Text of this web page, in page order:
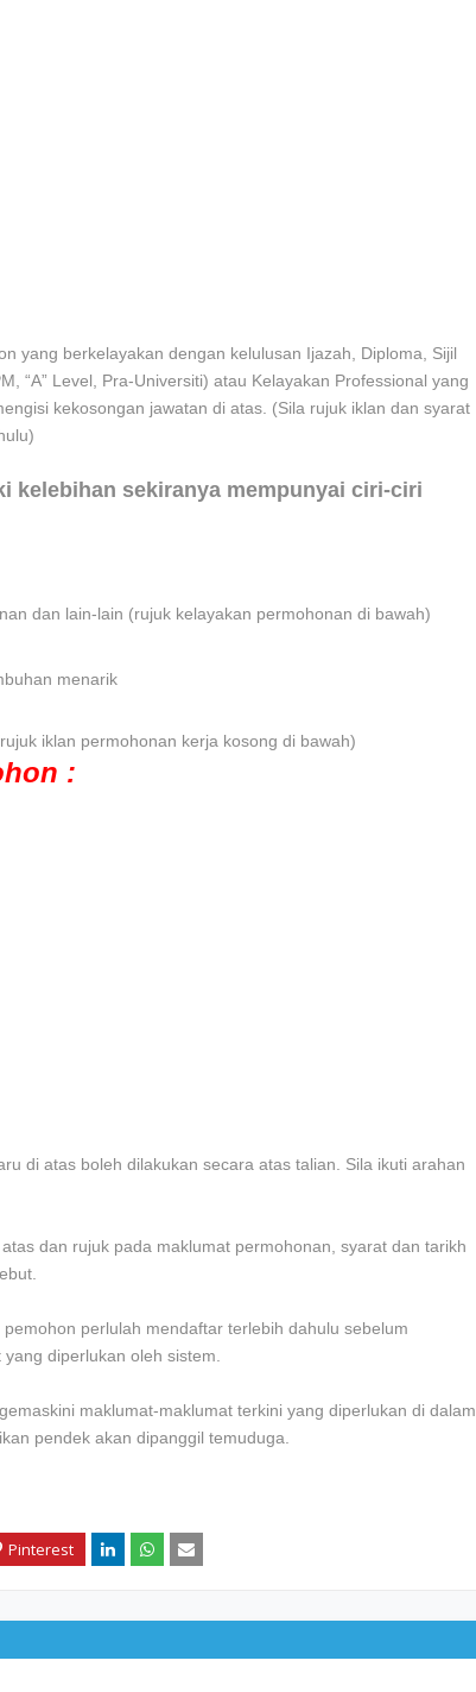
yang berkelayakan dengan kelulusan Ijazah, Diploma, Sijil
“A” Level, Pra-Universiti) atau Kelayakan Professional yang
kekosongan jawatan di atas. (Sila rujuk iklan dan syarat
kelebihan sekiranya mempunyai ciri-ciri
dan lain-lain (rujuk kelayakan permohonan di bawah)
menarik
iklan permohonan kerja kosong di bawah)
:
di atas boleh dilakukan secara atas talian. Sila ikuti arahan
atas dan rujuk pada maklumat permohonan, syarat dan tarikh
perlulah mendaftar terlebih dahulu sebelum
diperlukan oleh sistem.
maklumat-maklumat terkini yang diperlukan di dalam
pendek akan dipanggil temuduga.